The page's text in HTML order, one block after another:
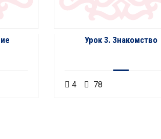
Урок 3. Знакомство
4 78